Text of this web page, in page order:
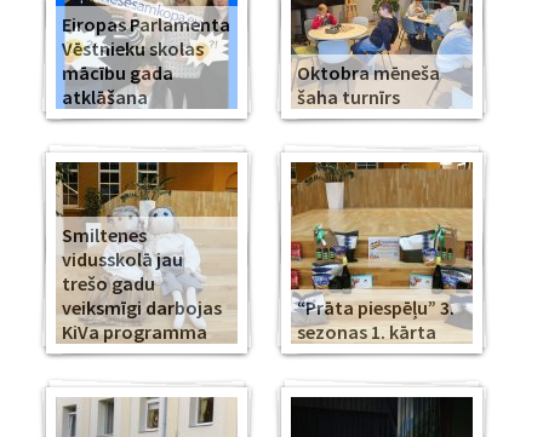
Eiropas Parlamenta
Vēstnieku skolas
mācību gada
atklāšana
Oktobra mēneša
šaha turnīrs
Smiltenes
vidusskolā jau
trešo gadu
veiksmīgi darbojas
KiVa programma
“Prāta piespēļu” 3.
sezonas 1. kārta